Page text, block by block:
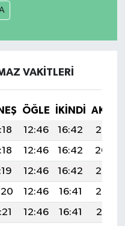
VAKITLERI
ÖĞLE İKINDI
12:46 16:42
20:05
12:46 16:42
20:04
12:46 16:42
20:03
12:46 16:41
20:02
12:46 16:41
20:01